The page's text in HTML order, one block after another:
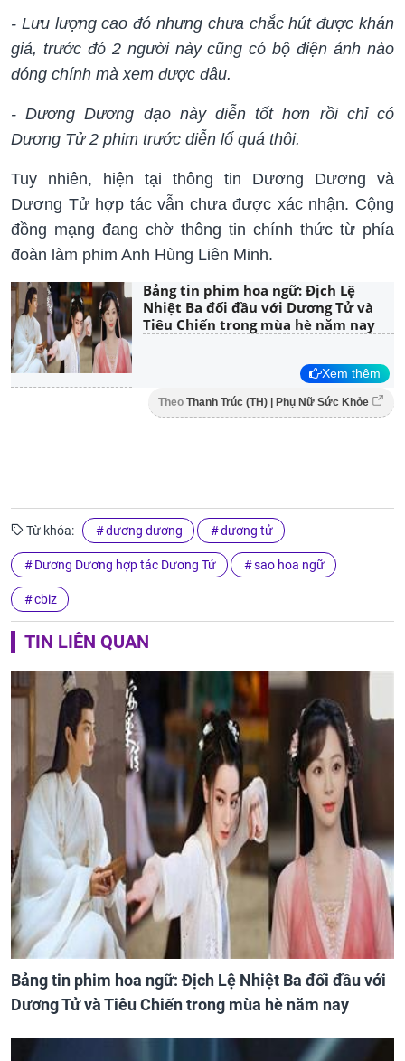
- Lưu lượng cao đó nhưng chưa chắc hút được khán
giả, trước đó 2 người này cũng có bộ điện ảnh nào
đóng chính mà xem được đâu.
- Dương Dương dạo này diễn tốt hơn rồi chỉ có
Dương Tử 2 phim trước diễn lố quá thôi.
Tuy nhiên, hiện tại thông tin Dương Dương và
Dương Tử hợp tác vẫn chưa được xác nhận. Cộng
đồng mạng đang chờ thông tin chính thức từ phía
đoàn làm phim Anh Hùng Liên Minh.
Bảng tin phim hoa ngữ: Địch Lệ
Nhiệt Ba đối đầu với Dương Tử và
Tiêu Chiến trong mùa hè năm nay
Xem thêm
Theo Thanh Trúc (TH) | Phụ Nữ Sức Khỏe
Từ khóa: dương dương dương tử
Dương Dương hợp tác Dương Tử sao hoa ngữ
cbiz
TIN LIÊN QUAN
Bảng tin phim hoa ngữ: Địch Lệ Nhiệt Ba đối đầu với
Dương Tử và Tiêu Chiến trong mùa hè năm nay